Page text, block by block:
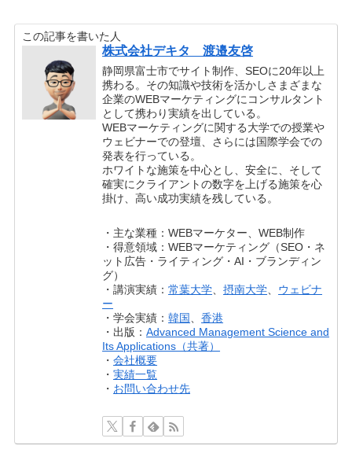
この記事を書いた人
株式会社デキタ 渡邉友啓
静岡県富士市でサイト制作、SEOに20年以上
携わる。その知識や技術を活かしさまざまな
企業のWEBマーケティングにコンサルタント
として携わり実績を出している。
WEBマーケティングに関する大学での授業や
ウェビナーでの登壇、さらには国際学会での
発表を行っている。
ホワイトな施策を中心とし、安全に、そして
確実にクライアントの数字を上げる施策を心
掛け、高い成功実績を残している。
・主な業種：WEBマーケター、WEB制作
・得意領域：WEBマーケティング（SEO・ネ
ット広告・ライティング・AI・ブランディン
グ）
・講演実績：常葉大学、摂南大学、 ウェビナ
ー
・学会実績：韓国、香港
・出版：Advanced Management Science and
Its Applications（共著）
・会社概要
・実績一覧
・ お問い合わせ先